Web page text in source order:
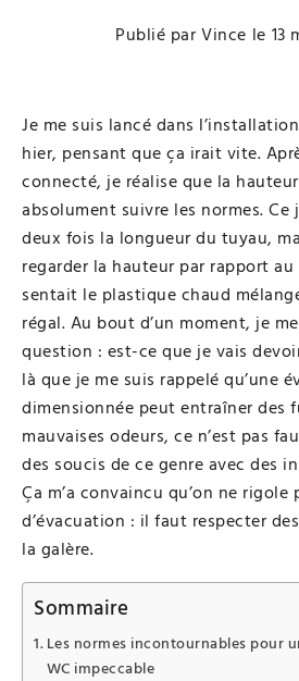
Publié par Vince le 13
Je me suis lancé dans
hier, pensant que ça irait vite.
connecté, je réalise que la
absolument suivre les normes. Ce
deux fois la longueur du tuyau,
regarder la hauteur par rapport
sentait le plastique chaud
régal. Au bout d’un moment, je
question : est-ce que je vais
là que je me suis rappelé qu’une
dimensionnée peut entraîner des
mauvaises odeurs, ce n’est pas
des soucis de ce genre avec des
Ça m’a convaincu qu’on ne
d’évacuation : il faut respecter
la galère.
Sommaire
Les normes incontournables pour
WC impeccable